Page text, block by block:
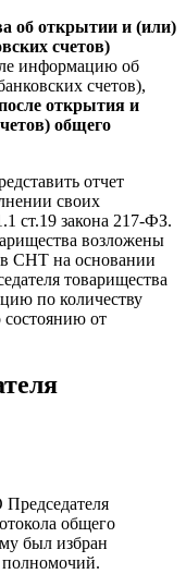
об открытии и (или)
счетов)
информацию об
счетов),
открытия и
общего
отчет
своих
ст.19 закона 217-ФЗ.
возложены
СНТ на основании
товарищества
по количеству
от
общего
был избран
полномочий.